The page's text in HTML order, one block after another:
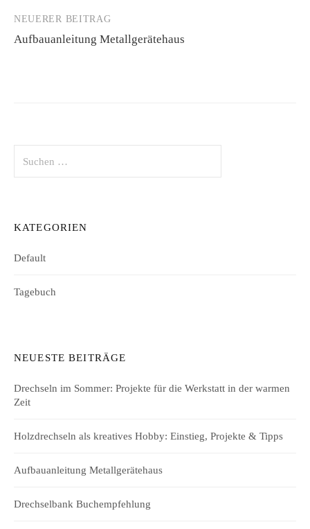
NEUERER BEITRAG
Aufbauanleitung Metallgerätehaus
nach:
KATEGORIEN
Default
Tagebuch
NEUESTE BEITRÄGE
Drechseln im Sommer: Projekte für die Werkstatt in der warmen
Zeit
Holzdrechseln als kreatives Hobby: Einstieg, Projekte & Tipps
Aufbauanleitung Metallgerätehaus
Drechselbank Buchempfehlung